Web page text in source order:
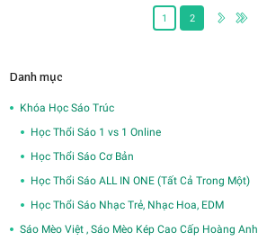
3,700,000₫.
1 2
Danh mục
Khóa Học Sáo Trúc
Học Thổi Sáo 1 vs 1 Online
Học Thổi Sáo Cơ Bản
Học Thổi Sáo ALL IN ONE (Tất Cả Trong Một)
Học Thổi Sáo Nhạc Trẻ, Nhạc Hoa, EDM
Sáo Mèo Việt , Sáo Mèo Kép Cao Cấp Hoàng Anh